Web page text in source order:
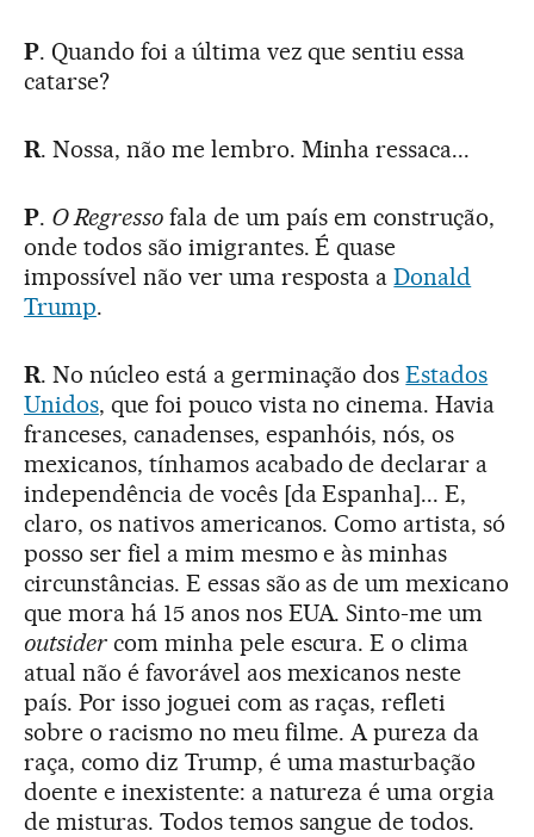
P. Quando foi a última vez que sentiu essa
catarse?
R. Nossa, não me lembro. Minha ressaca...
P. O Regressofala de um país em construção,
onde todos são imigrantes. É quase
impossível não ver uma resposta aDonald
Trump.
R. No núcleo está a germinação dosEstados
Unidos, que foi pouco vista no cinema. Havia
franceses, canadenses, espanhóis, nós, os
mexicanos, tínhamos acabado de declarar a
independência de vocês [da Espanha]... E,
claro, os nativos americanos. Como artista, só
posso ser fiel a mim mesmo e às minhas
circunstâncias. E essas são as de um mexicano
que mora há 15 anos nos EUA. Sinto-me um
outsidercom minha pele escura. E o clima
atual não é favorável aos mexicanos neste
país. Por isso joguei com as raças, refleti
sobre o racismo no meu filme. A pureza da
raça, como diz Trump, é uma masturbação
doente e inexistente: a natureza é uma orgia
de misturas. Todos temos sangue de todos.